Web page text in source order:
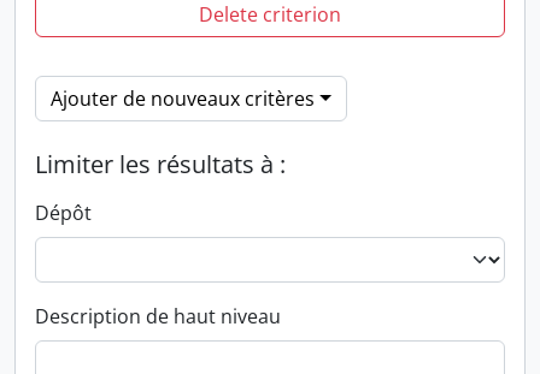
Delete criterion
Ajouter de nouveaux critères
Limiter les résultats à :
Dépôt
Description de haut niveau